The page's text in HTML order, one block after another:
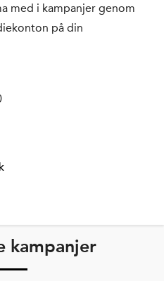
med i kampanjer genom
på din
kampanjer